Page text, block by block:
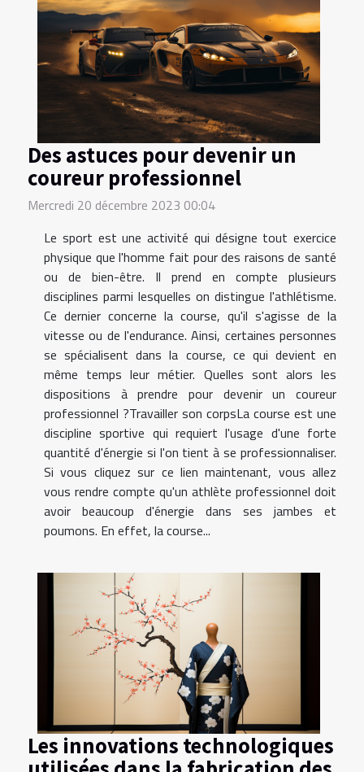
Des astuces pour devenir un
coureur professionnel
Mercredi 20 décembre 2023 00:04
Le sport est une activité qui désigne tout exercice
physique que l'homme fait pour des raisons de santé
ou de bien-être. Il prend en compte plusieurs
disciplines parmi lesquelles on distingue l'athlétisme.
Ce dernier concerne la course, qu'il s'agisse de la
vitesse ou de l'endurance. Ainsi, certaines personnes
se spécialisent dans la course, ce qui devient en
même temps leur métier. Quelles sont alors les
dispositions à prendre pour devenir un coureur
professionnel ?Travailler son corpsLa course est une
discipline sportive qui requiert l'usage d'une forte
quantité d'énergie si l'on tient à se professionnaliser.
Si vous cliquez sur ce lien maintenant, vous allez
vous rendre compte qu'un athlète professionnel doit
avoir beaucoup d'énergie dans ses jambes et
poumons. En effet, la course...
Les innovations technologiques